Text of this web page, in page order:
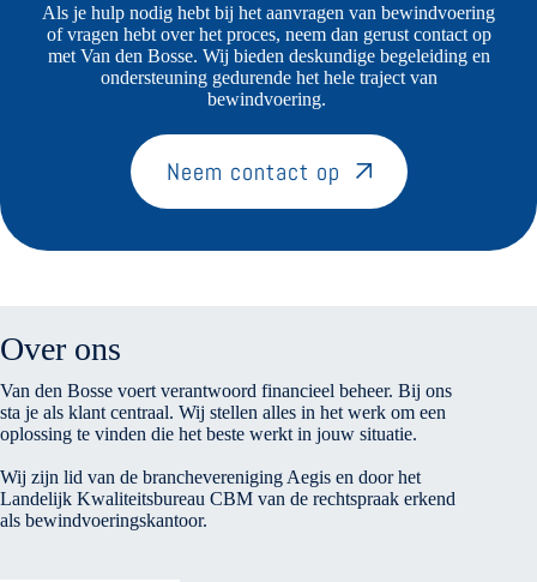
Als je hulp nodig hebt bij het aanvragen van bewindvoering
of vragen hebt over het proces, neem dan gerust contact op
met Van den Bosse. Wij bieden deskundige begeleiding en
ondersteuning gedurende het hele traject van
bewindvoering.
Neem contact op
Over ons
Van den Bosse voert verantwoord financieel beheer. Bij ons
sta je als klant centraal. Wij stellen alles in het werk om een
oplossing te vinden die het beste werkt in jouw situatie.
Wij zijn lid van de branchevereniging Aegis en door het
Landelijk Kwaliteitsbureau CBM van de rechtspraak erkend
als bewindvoeringskantoor.